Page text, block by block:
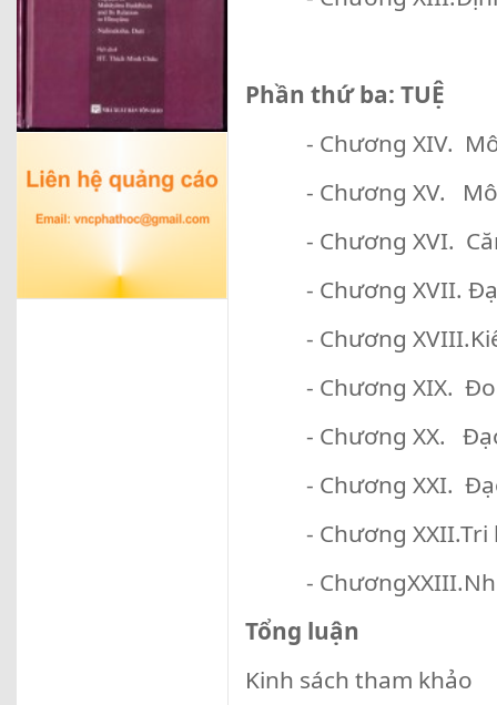
Phần thứ ba: TUỆ
- Chương XIV. Mô
- Chương XV. Mô
- Chương XVI.
- Chương XVII.
- Chương
- Chương XIX.
- Chương XX. Đạo
- Chương XXI.
- Chương XXII.Tri
-
Tổng luận
Kinh sách tham khảo